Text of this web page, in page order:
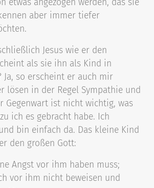
etwas angezogen werden, das sie
aber immer tiefer
Jesus wie er den
als sie ihn als Kind in
Ja, so erscheint er auch mir
lösen in der Regel Sympathie und
Gegenwart ist nicht wichtig, was
ich es gebracht habe. Ich
bin einfach da. Das kleine Kind
den großen Gott:
Angst vor ihm haben muss;
vor ihm nicht beweisen und